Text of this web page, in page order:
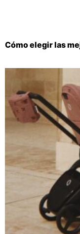
Cómo elegir las